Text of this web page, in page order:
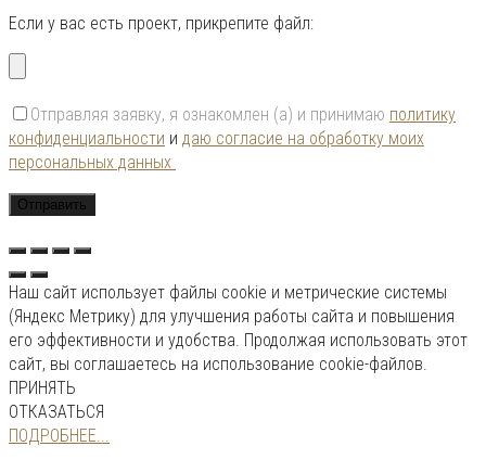
Если у вас есть проект, прикрепите файл:
Отправляя заявку, я ознакомлен (а) и принимаю политику
конфиденциальности и даю согласие на обработку моих
персональных данных
Наш сайт использует файлы cookie и метрические системы
(Яндекс Метрику) для улучшения работы сайта и повышения
его эффективности и удобства. Продолжая использовать этот
сайт, вы соглашаетесь на использование cookie-файлов.
ПРИНЯТЬ
ОТКАЗАТЬСЯ
ПОДРОБНЕЕ...